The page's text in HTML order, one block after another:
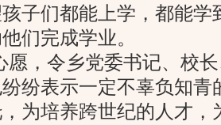
子们都能上学，都能学
们完成学业。
令乡党委书记、校长
纷表示一定不辜负知
为培养跨世纪的人才